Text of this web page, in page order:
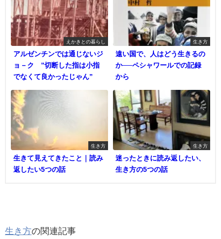
えかきとの暮らし
アルゼンチンでは通じないジ
ョ－ク ”切断した指は小指
でなくて良かったじゃん”
生き方
遠い国で、人はどう生きるの
か──ペシャワールでの記録
から
生き方
生きて見えてきたこと｜読み
返したい5つの話
生き方
迷ったときに読み返したい、
生き方の5つの話
生き方の関連記事